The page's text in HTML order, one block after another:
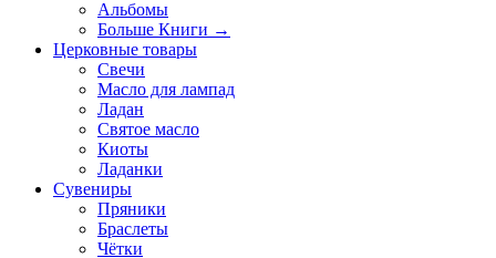
Альбомы
Больше Книги →
Церковные товары
Свечи
Масло для лампад
Ладан
Святое масло
Киоты
Ладанки
Сувениры
Пряники
Браслеты
Чётки